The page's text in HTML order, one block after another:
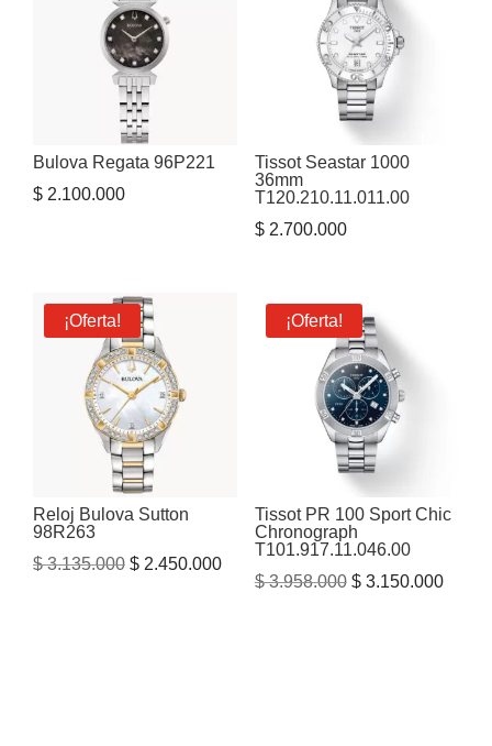
Bulova Regata 96P221
$ 2.100.000
Tissot Seastar 1000
36mm
T120.210.11.011.00
$2.700.000
¡Oferta!
Reloj Bulova Sutton
98R263
$3.135.000 El
$ 2.450.000El
precio
¡Oferta!
Tissot PR 100 Sport Chic
Chronograph
T101.917.11.046.00
$3.958.000 El
$3.150.000El